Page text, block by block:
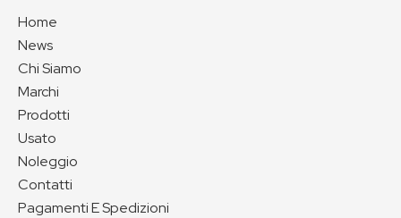
Home
News
Chi Siamo
Marchi
Prodotti
Usato
Noleggio
Contatti
Pagamenti E Spedizioni